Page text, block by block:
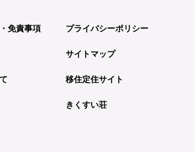
免責事項 プライバシーポリシー
サイトマップ
移住定住サイト
きくすい荘